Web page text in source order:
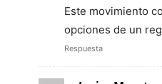
Este movimiento
opciones de un
Respuesta